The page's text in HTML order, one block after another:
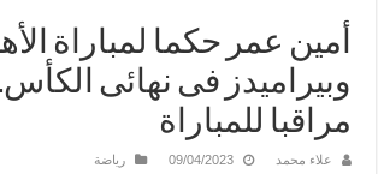
أمين عمر حكما لمباراة
وبيراميدز فى نهائى
مراقبا للمباراة
علاء محمد 09/04/2023 رياضة